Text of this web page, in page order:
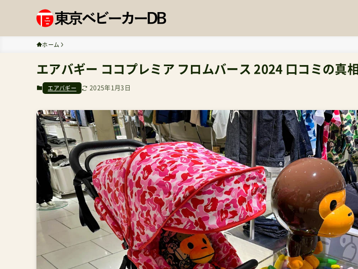
ホーム
エアバギー ココプレミア フロムバース 2024 口コミの真相
エアバギー 2025年1月3日